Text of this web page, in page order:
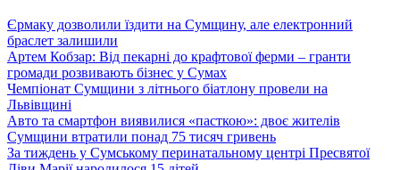
Єрмаку дозволили їздити на Сумщину, але електронний
браслет залишили
Артем Кобзар: Від пекарні до крафтової ферми – гранти
громади розвивають бізнес у Сумах
Чемпіонат Сумщини з літнього біатлону провели на
Львівщині
Авто та смартфон виявилися «пасткою»: двоє жителів
Сумщини втратили понад 75 тисяч гривень
За тиждень у Сумському перинатальному центрі Пресвятої